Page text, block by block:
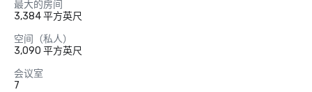
最大的房间
3,384 平方英尺
空间（私人）
3,090 平方英尺
会议室
7